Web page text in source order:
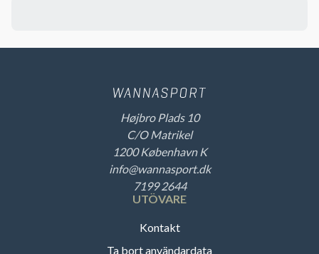
Højbro Plads 10
C/O Matrikel
1200 København K
info@wannasport.dk
7199 2644
UTÖVARE
Kontakt
Ta bort användardata